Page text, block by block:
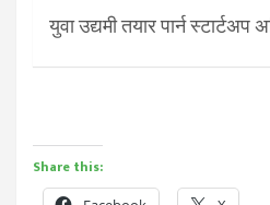
युवा उद्यमी तयार पार्न स्टार्टअप
Share this: